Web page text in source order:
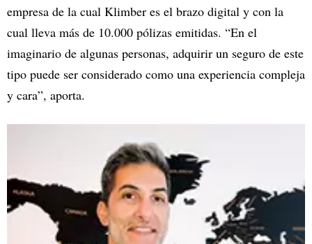
empresa de la cual Klimber es el brazo digital y con la
cual lleva más de 10.000 pólizas emitidas. “En el
imaginario de algunas personas, adquirir un seguro de este
tipo puede ser considerado como una experiencia compleja
y cara”, aporta.